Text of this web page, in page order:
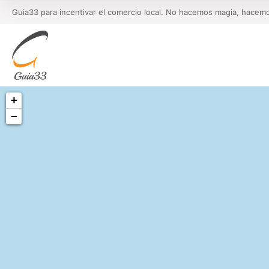
Guia33 para incentivar el comercio local. No hacemos magia,
+
−